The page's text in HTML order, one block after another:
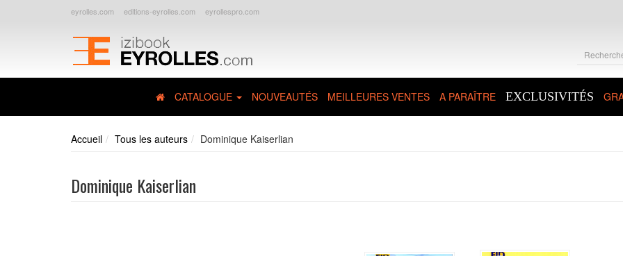
eyrolles.com editions-eyrolles.com eyrollespro.com
CATALOGUE NOUVEAUTÉS MEILLEURES VENTES A PARAÎTRE EXCLUSIVITÉS
Accueil Tous les auteurs Dominique Kaiserlian
Dominique Kaiserlian